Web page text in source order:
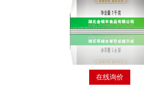
在线询价